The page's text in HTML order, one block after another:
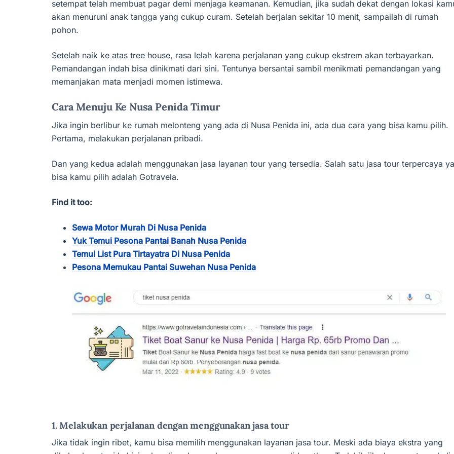
setempat telah membuat pagar demi menjaga keamanan. Kemudian, jika sudah dekat dengan lokasi
akan menuruni anak tangga yang cukup curam. Setelah berjalan sekitar 10 menit, sampailah di rumah
pohon.
Setelah naik ke atas tree house, rasa lelah karena perjalanan yang cukup ekstrem akan terbayarkan.
Pemandangan indah bisa dinikmati dari sini. Tentunya bersantai sambil menikmati pemandangan yang
memanjakan mata menjadi momen istimewa.
Cara Menuju Ke Nusa Penida Timur
Jika ingin berlibur ke rumah melonteng yang ada di Nusa Penida ini, ada dua cara yang bisa kamu pilih.
Pertama, melakukan perjalanan pribadi.
Dan yang kedua adalah menggunakan jasa layanan tour yang tersedia. Salah satu jasa tour terpercaya
bisa kamu pilih adalah Gotravela.
Find it too:
Sewa Motor Murah Di Nusa Penida
Yuk Temui Pesona Pantai Banah Nusa Penida
Temui List Pura Tirtayatra Di Nusa Penida
Pesona Memukau Pantai Suwehan Nusa Penida
1. Melakukan perjalanan dengan menggunakan jasa tour
Jika tidak ingin ribet, kamu bisa memilih menggunakan layanan jasa tour. Meski ada biaya ekstra yang